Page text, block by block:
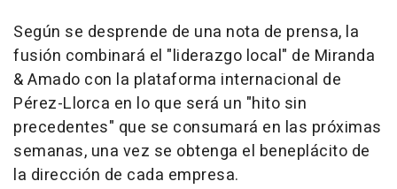
Según se desprende de una nota de prensa, la
fusión combinará el "liderazgo local" de Miranda
& Amado con la plataforma internacional de
Pérez-Llorca en lo que será un "hito sin
precedentes" que se consumará en las próximas
semanas, una vez se obtenga el beneplácito de
la dirección de cada empresa.